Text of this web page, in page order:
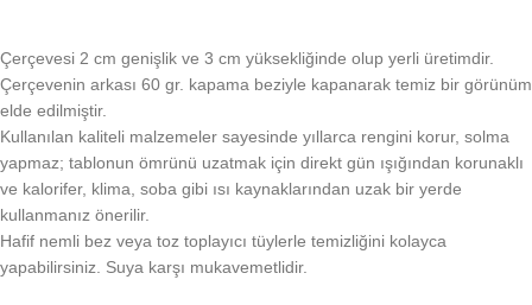
Çerçevesi 2 cm genişlik ve 3 cm yüksekliğinde olup yerli üretimdir.
Çerçevenin arkası 60 gr. kapama beziyle kapanarak temiz bir görünüm
elde edilmiştir.
Kullanılan kaliteli malzemeler sayesinde yıllarca rengini korur, solma
yapmaz; tablonun ömrünü uzatmak için direkt gün ışığından korunaklı
ve kalorifer, klima, soba gibi ısı kaynaklarından uzak bir yerde
kullanmanız önerilir.
Hafif nemli bez veya toz toplayıcı tüylerle temizliğini kolayca
yapabilirsiniz. Suya karşı mukavemetlidir.